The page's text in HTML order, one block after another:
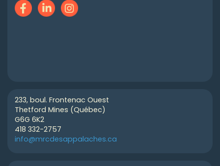
233, boul. Frontenac Ouest
Thetford Mines (Québec)
G6G 6K2
418 332-2757
info@mrcdesappalaches.ca